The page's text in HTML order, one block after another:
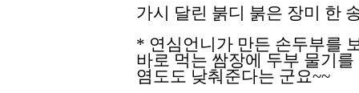
가시 달린 붉디 붉은 장미 한
* 연심언니가 만든 손두부를
바로 먹는 쌈장에 두부 물기
염도도 낮춰준다는 군요~~